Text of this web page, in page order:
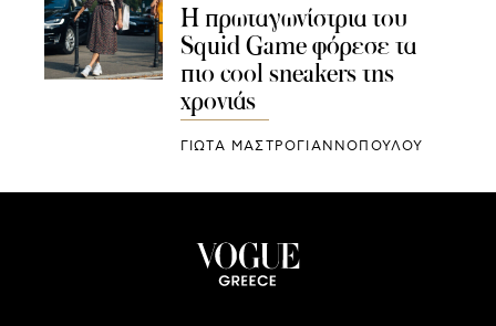
Η πρωταγωνίστρια του
Squid Game φόρεσε τα
πιο cool sneakers της
χρονιάς
ΓΙΩΤΑ ΜΑΣΤΡΟΓΙΑΝΝΟΠΟΥΛΟΥ